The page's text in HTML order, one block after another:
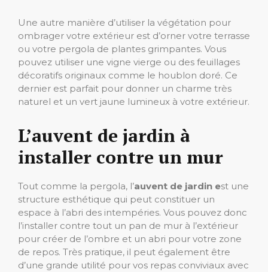
Une autre manière d’utiliser la végétation pour
ombrager votre extérieur est d’orner votre terrasse
ou votre pergola de plantes grimpantes. Vous
pouvez utiliser une vigne vierge ou des feuillages
décoratifs originaux comme le houblon doré. Ce
dernier est parfait pour donner un charme très
naturel et un vert jaune lumineux à votre extérieur.
L’auvent de jardin à
installer contre un mur
Tout comme la pergola, l’auvent de jardin est une
structure esthétique qui peut constituer un
espace à l’abri des intempéries. Vous pouvez donc
l’installer contre tout un pan de mur à l’extérieur
pour créer de l’ombre et un abri pour votre zone
de repos. Très pratique, il peut également être
d’une grande utilité pour vos repas conviviaux avec